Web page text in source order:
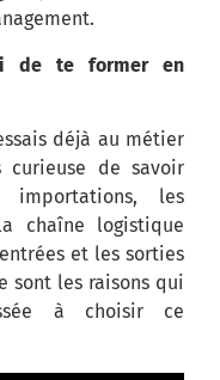
de te former en
déjà au métier
curieuse de savoir
importations, les
chaîne logistique
et les sorties
sont les raisons qui
à choisir ce